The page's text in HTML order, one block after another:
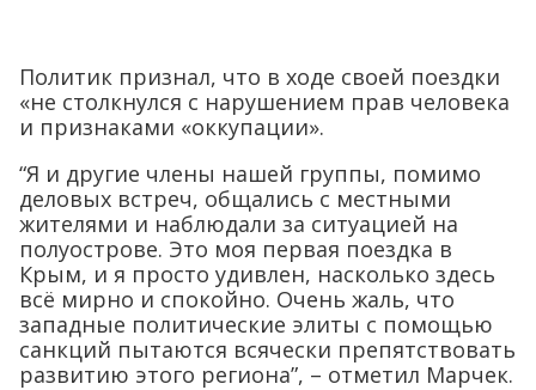
Политик признал, что в ходе своей поездки
«не столкнулся с нарушением прав человека
и признаками «оккупации».
“Я и другие члены нашей группы, помимо
деловых встреч, общались с местными
жителями и наблюдали за ситуацией на
полуострове. Это моя первая поездка в
Крым, и я просто удивлен, насколько здесь
всё мирно и спокойно. Очень жаль, что
западные политические элиты с помощью
санкций пытаются всячески препятствовать
развитию этого региона”, – отметил Марчек.